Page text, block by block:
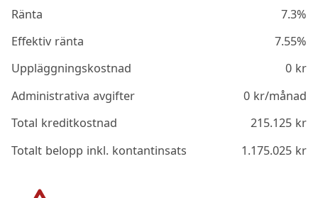
Ränta
7.3%
Effektiv ränta
7.55%
Uppläggningskostnad
0kr
Administrativa avgifter
0kr/månad
Total kreditkostnad
215.125kr
Totalt belopp inkl. kontantinsats
1.175.025kr